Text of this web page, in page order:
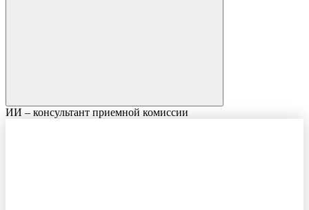
ИИ – консультант приемной комиссии